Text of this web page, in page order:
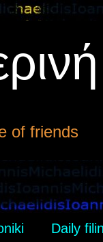
of friends
Daily